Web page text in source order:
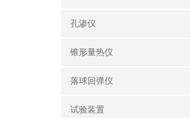
孔渗仪
锥形量热仪
落球回弹仪
试验装置